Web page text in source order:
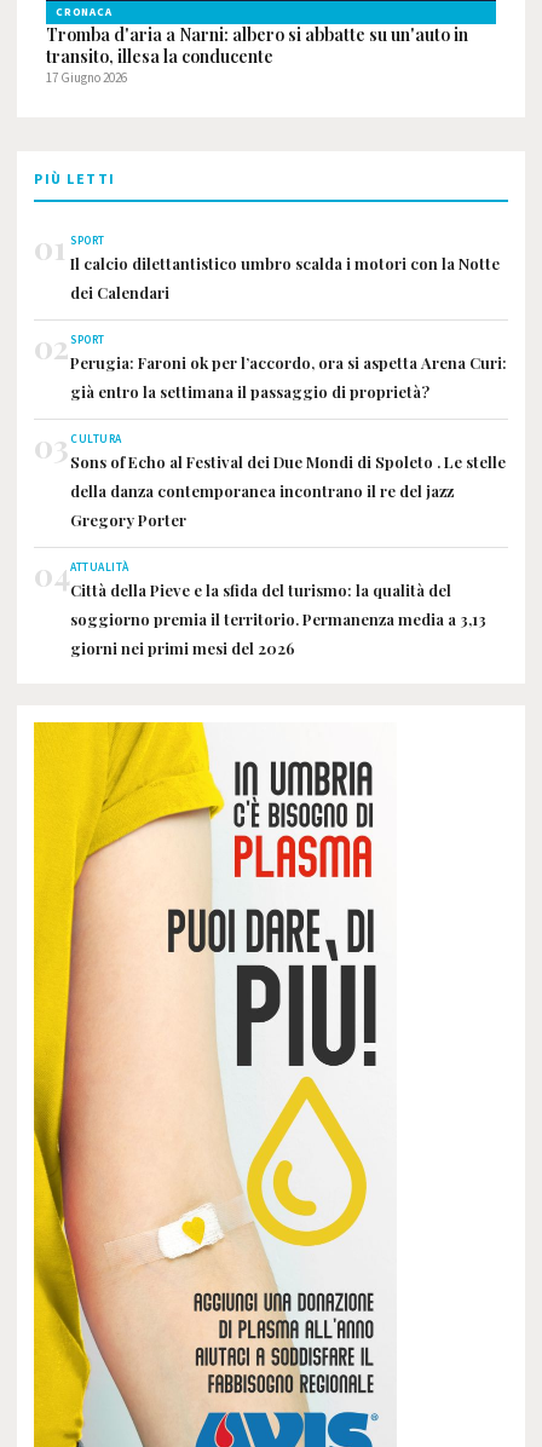
CRONACA
Tromba d'aria a Narni: albero si abbatte su un'auto in
transito, illesa la conducente
17 Giugno 2026
PIÙ LETTI
01 SPORT
Il calcio dilettantistico umbro scalda i motori con la Notte
dei Calendari
02SPORT
Perugia: Faroni ok per l’accordo, ora si aspetta Arena Curi:
già entro la settimana il passaggio di proprietà?
03CULTURA
Sons of Echo al Festival dei Due Mondi di Spoleto . Le stelle
della danza contemporanea incontrano il re del jazz
Gregory Porter
04ATTUALITÀ
Città della Pieve e la sfida del turismo: la qualità del
soggiorno premia il territorio. Permanenza media a 3,13
giorni nei primi mesi del 2026